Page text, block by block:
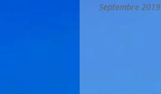
Septembre 2019